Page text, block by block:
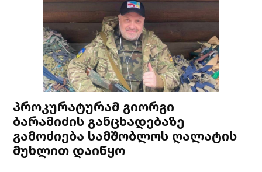
პროკურატურამ გიორგი
ბარამიძის განცხადებაზე
გამოძიება სამშობლოს ღალატის
მუხლით დაიწყო